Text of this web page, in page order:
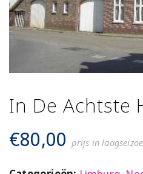
In De Achtste
€80,00 prijs in